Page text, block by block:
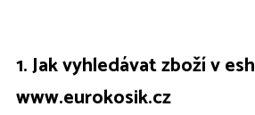
1. Jak vyhledávat zboží v
www.eurokosik.cz